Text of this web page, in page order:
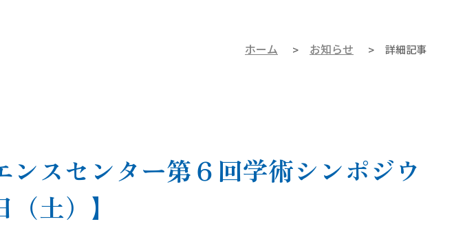
ホーム お知らせ 詳細記事
スセンター第６回学術シンポジウ
土）】